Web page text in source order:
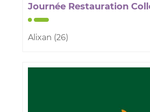
Journée Restauration
Alixan (26)